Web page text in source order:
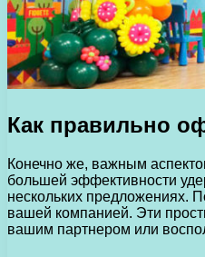
Как правильно
Конечно же, важным
большей эффективности
нескольких предложениях.
вашей компанией. Эти
вашим партнером или